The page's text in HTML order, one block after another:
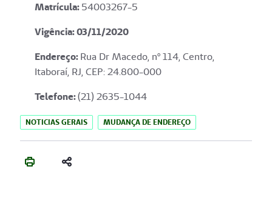
Matrícula:54003267-5
Vigência: 03/11/2020
Endereço:Rua Dr Macedo, nº 114, Centro,
Itaboraí, RJ, CEP: 24.800-000
Telefone:(21) 2635-1044
NOTICIAS GERAIS MUDANÇA DE ENDEREÇO